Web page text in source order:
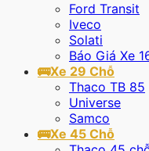
Ford Transit
Iveco
Solati
Báo Giá Xe
🚌Xe 29 Chỗ
Thaco TB 85
Universe
Samco
🚌Xe 45 Chỗ